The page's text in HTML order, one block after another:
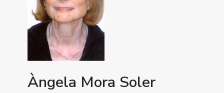
Àngela Mora Soler